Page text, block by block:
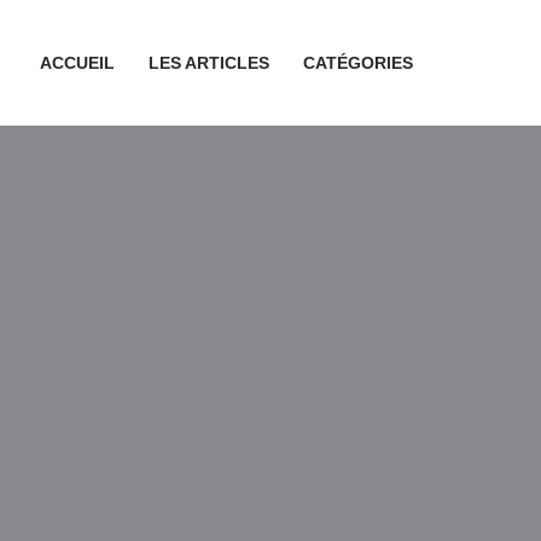
ACCUEIL LES ARTICLES CATÉGORIES